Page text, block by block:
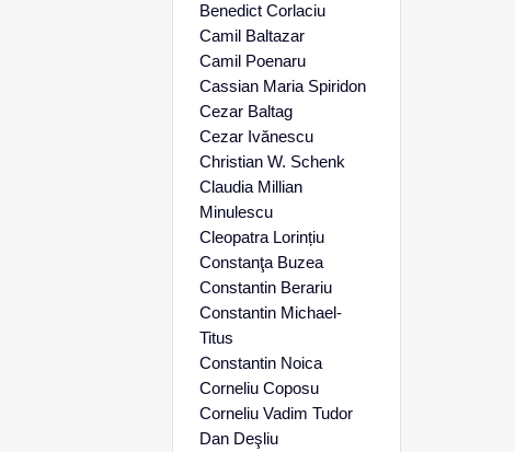
Benedict Corlaciu
Camil Baltazar
Camil Poenaru
Cassian Maria Spiridon
Cezar Baltag
Cezar Ivănescu
Christian W. Schenk
Claudia Millian
Minulescu
Cleopatra Lorințiu
Constanţa Buzea
Constantin Berariu
Constantin Michael-
Titus
Constantin Noica
Corneliu Coposu
Corneliu Vadim Tudor
Dan Deşliu